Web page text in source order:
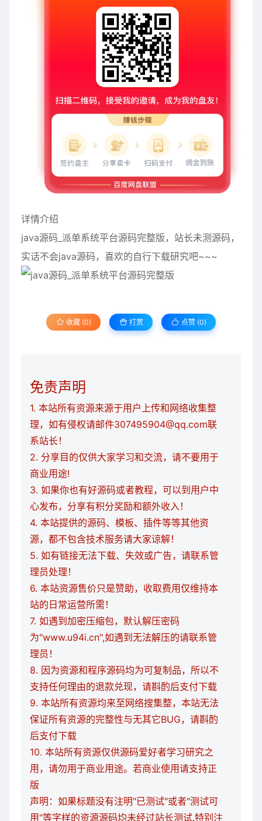
详情介绍
java源码 _派单系统平台源码完整版，站长未测源码，
实话不会java源码，喜欢的自行下载研究吧~~~
收藏 (0) 打赏 点赞 (0)
免责声明
1. 本站所有资源来源于用户上传和网络收集整
理，如有侵权请邮件307495904@qq.com联
系站长！
2. 分享目的仅供大家学习和交流，请不要用于
商业用途!
3. 如果你也有好源码或者教程，可以到用户中
心发布，分享有积分奖励和额外收入！
4. 本站提供的源码、模板、插件等等其他资
源，都不包含技术服务请大家谅解！
5. 如有链接无法下载、失效或广告，请联系管
理员处理！
6. 本站资源售价只是赞助，收取费用仅维持本
站的日常运营所需！
7. 如遇到加密压缩包，默认解压密码
为"www.u94i.cn",如遇到无法解压的请联系管
理员！
8. 因为资源和程序源码均为可复制品，所以不
支持任何理由的退款兑现，请斟酌后支付下载
9. 本站所有资源均来至网络搜集整，本站无法
保证所有资源的完整性与无其它BUG，请斟酌
后支付下载
10. 本站所有资源仅供源码爱好者学习研究之
用，请勿用于商业用途。若商业使用请支持正
版
声明：如果标题没有注明"已测试"或者"测试可
用"等字样的资源源码均未经过站长测试.特别注